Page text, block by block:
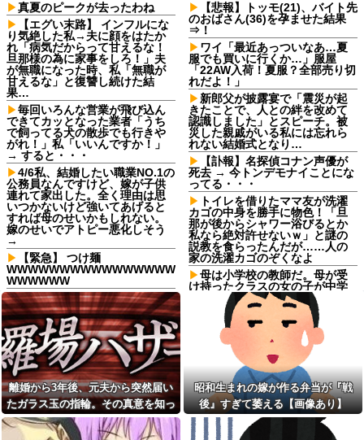
真夏のピークが去ったわね
【エグい末路】 インフルにな
り気絶した私→夫に顔をはたか
れ「病気だからって甘えるな！
旦那様の為に家事をしろ！」夫
が無職になった時、私「無職が
甘えるな」と復讐し続けた結
果…
毎回いろんな営業が飛び込ん
できてカッとなった業者「うち
で飼ってる犬の散歩でも行きや
がれ！」私「いいんですか！」
→ すると・・・
4/6私、結婚したい職業NO.1の
公務員なんですけど、嫁が子供
連れて家出した。全く理由は思
いつかないけど強いてあげると
すれば母のせいかもしれない。
嫁のせいでアトピー悪化しそう
→
【緊急】 つけ麺
WWWWWWWWWWWWWWWW
WWWWWW
「2年間、たぶん1日4回は握っ
てた」ラスベガスで買った3,000
円のキーホルダーを調べたら
友達にフリンしてる事を打ち
明けられた。私もその頃、旦那
とうまくいっておらず...
勝って欲しいスポーツの試合
って私が見ると負けることがす
ごく多い気がしてる
従姉妹「条件のいい男が全然
いない！」私「理想が高すぎる
【悲報】トッモ(21)、バイト先
のおばさん(36)を孕ませた結果
⇒！
ワイ「最近あっついなあ…夏
服でも買いに行くか…」服屋
「22AW入荷！夏服？全部売り切
れだよ！」
新郎父が披露宴で「震災が起
きたことで、人との絆を改めて
認識しました」とスピーチ。被
災した親戚がいる私には忘れら
れない結婚式となり…
【訃報】名探偵コナン声優が
死去 → 今トンデモナイことにな
ってる・・・
トイレを借りたママ友が洗濯
カゴの中身を勝手に物色！「旦
那が後からシャワー浴びるとか
私なら絶対許せないｗ」と謎の
説教を食らったんだが……人の
家の洗濯カゴのぞくなよ
母は小学校の教師だ。母が受
け持ったクラスの女の子が中学
でいじめを受けているようで母
を頼ってくる
【悲報】外国人受け入れ反
対、大幅に増加してしまう。若
い世代で多く、「日本社会には
希望がない」人ほど反対に転じ
る
【画像】このLINEで女がブチ
ギレてる理由がわからない男、
非モテ確定ｗｗｗｗｗｗｗｗｗ
トイレを借りたママ友が洗濯
離婚から3年後、元夫から突然届い
たガラス玉の指輪。その真意を知っ
た瞬間、私も弁護士も言葉を失っ
て…
昭和生まれの嫁が作る弁当が『戦
後』すぎて萎える【画像あり】